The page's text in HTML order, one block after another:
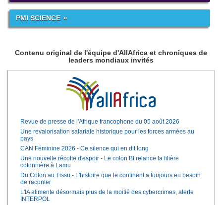
PMI SCIENCE
Contenu original de l'équipe d'AllAfrica et chroniques de
leaders mondiaux invités
Revue de presse de l'Afrique francophone du 05 août 2026
Une revalorisation salariale historique pour les forces armées au
pays
CAN Féminine 2026 - Ce silence qui en dit long
Une nouvelle récolte d'espoir - Le coton Bt relance la filière
cotonnière à Lamu
Du Coton au Tissu - L'histoire que le continent a toujours eu besoin
de raconter
L'IA alimente désormais plus de la moitié des cybercrimes, alerte
INTERPOL